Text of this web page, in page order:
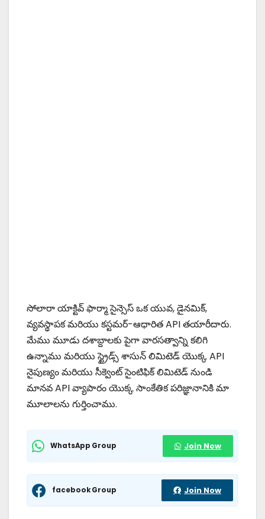
సోలారా యాక్టివ్ ఫార్మా సైన్సెస్ ఒక యువ, డైనమిక్,
వ్యవస్థాపక మరియు కస్టమర్-ఆధారిత API తయారీదారు.
మేము మూడు దశాబ్దాలకు పైగా వారసత్వాన్ని కలిగి
ఉన్నాము మరియు స్ట్రైడ్స్ శాసున్ లిమిటెడ్ యొక్క API
నైపుణ్యం మరియు సీక్వెంట్ సైంటిఫిక్ లిమిటెడ్ నుండి
మానవ API వ్యాపారం యొక్క సాంకేతిక పరిజ్ఞానానికి మా
మూలాలను గుర్తించాము.
WhatsApp Group Join Now
facebook Group Join Now